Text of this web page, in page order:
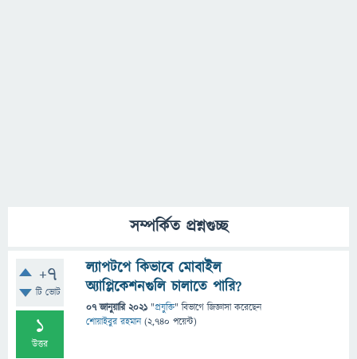
সম্পর্কিত প্রশ্নগুচ্ছ
+7
টি ভোট
1
উত্তর
ল্যাপটপে কিভাবে মোবাইল
অ্যাপ্লিকেশনগুলি চালাতে পারি?
07 জানুয়ারি 2021 "প্রযুক্তি" বিভাগে জিজ্ঞাসাকরেছেন
শোয়াইবুর রহমান (2,740 পয়েন্ট)